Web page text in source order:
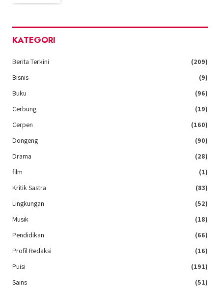
KATEGORI
Berita Terkini
(209)
Bisnis
(9)
Buku
(96)
Cerbung
(19)
Cerpen
(160)
Dongeng
(90)
Drama
(28)
film
(1)
Kritik Sastra
(83)
Lingkungan
(52)
Musik
(18)
Pendidikan
(66)
Profil Redaksi
(16)
Puisi
(191)
Sains
(51)